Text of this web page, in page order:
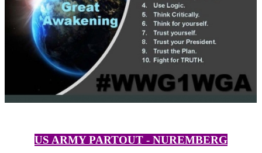
US ARMY PARTOUT - NUREMBERG